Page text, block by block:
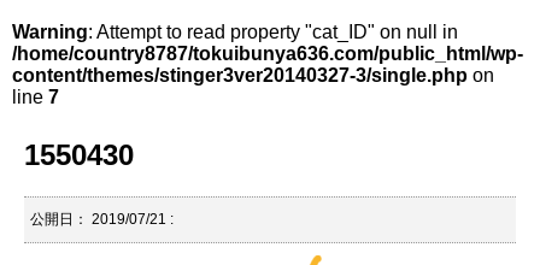
Warning: Attempt to read property "cat_ID" on null in
/home/country8787/tokuibunya636.com/public_html/wp-
content/themes/stinger3ver20140327-3/single.php on
line 7
1550430
公開日： 2019/07/21 :